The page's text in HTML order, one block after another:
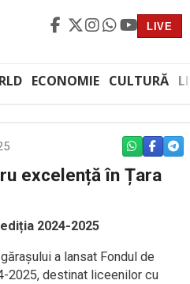
LIVE
ECONOMIE CULTURĂ
WHATSAPP
excelență în Țara
2024-2025
a lansat Fondul de
2025, destinat liceenilor cu